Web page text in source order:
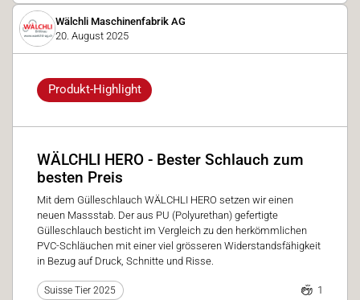
Wälchli Maschinenfabrik AG
20. August 2025
Produkt-Highlight
WÄLCHLI HERO - Bester Schlauch zum
besten Preis
Mit dem Gülleschlauch WÄLCHLI HERO setzen wir einen
neuen Massstab. Der aus PU (Polyurethan) gefertigte
Gülleschlauch besticht im Vergleich zu den herkömmlichen
PVC-Schläuchen mit einer viel grösseren Widerstandsfähigkeit
in Bezug auf Druck, Schnitte und Risse.
Suisse Tier 2025 1